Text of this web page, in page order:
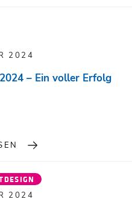
2024
– Ein voller Erfolg
2024